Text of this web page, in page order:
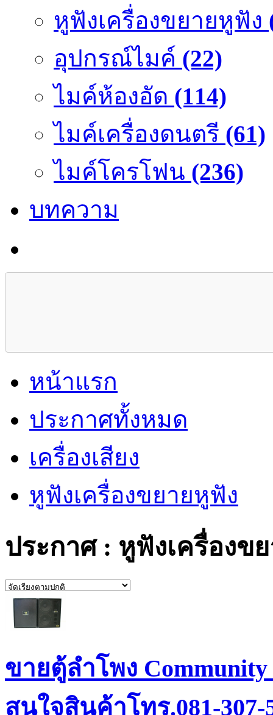
หูฟังเครื่องขยายหูฟัง
อุปกรณ์ไมค์ (22)
ไมค์ห้องอัด (114)
ไมค์เครื่องดนตรี (61)
ไมค์โครโฟน (236)
บทความ
หน้าแรก
ประกาศทั้งหมด
เครื่องเสียง
หูฟังเครื่องขยายหูฟัง
ประกาศ : หูฟังเครื่องข
ขายตู้ลำโพง Community
สนใจสินค้าโทร.081-307-